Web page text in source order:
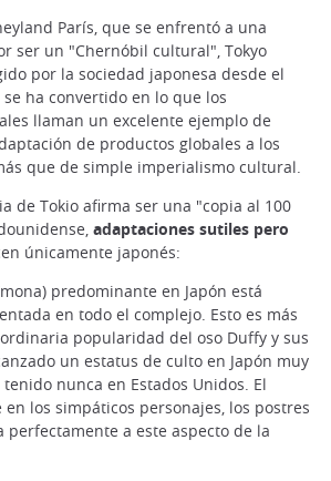
París, que se enfrentó a una
ser un "Chernóbil cultural", Tokyo
por la sociedad japonesa desde el
ha convertido en lo que los
llaman un excelente ejemplo de
de productos globales a los
que de simple imperialismo cultural.
de Tokio afirma ser una "copia al 100
adaptaciones sutiles pero
únicamente japonés:
predominante en Japón está
en todo el complejo. Esto es más
popularidad del oso Duffy y sus
un estatus de culto en Japón muy
nunca en Estados Unidos. El
los simpáticos personajes, los postres
perfectamente a este aspecto de la